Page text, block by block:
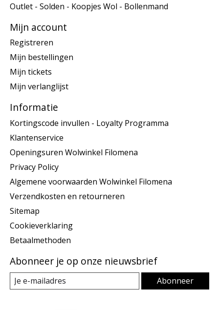
Outlet - Solden - Koopjes Wol - Bollenmand
Mijn account
Registreren
Mijn bestellingen
Mijn tickets
Mijn verlanglijst
Informatie
Kortingscode invullen - Loyalty Programma
Klantenservice
Openingsuren Wolwinkel Filomena
Privacy Policy
Algemene voorwaarden Wolwinkel Filomena
Verzendkosten en retourneren
Sitemap
Cookieverklaring
Betaalmethoden
Abonneer je op onze nieuwsbrief
Abonneer